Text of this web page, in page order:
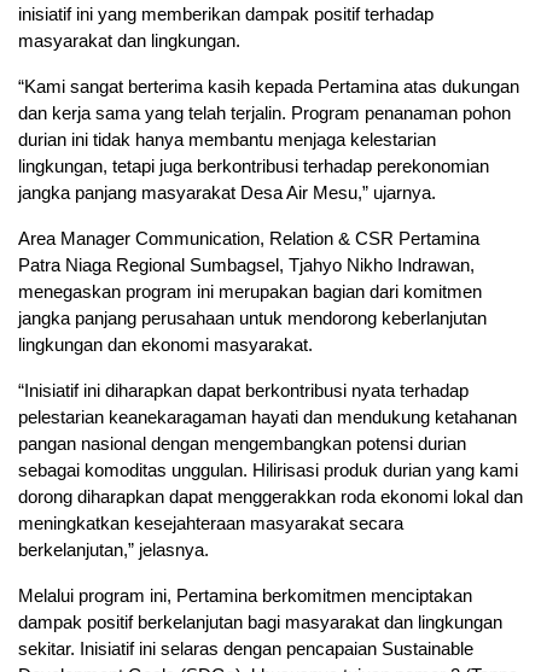
inisiatif ini yang memberikan dampak positif terhadap
masyarakat dan lingkungan.
“Kami sangat berterima kasih kepada Pertamina atas dukungan
dan kerja sama yang telah terjalin. Program penanaman pohon
durian ini tidak hanya membantu menjaga kelestarian
lingkungan, tetapi juga berkontribusi terhadap perekonomian
jangka panjang masyarakat Desa Air Mesu,” ujarnya.
Area Manager Communication, Relation & CSR Pertamina
Patra Niaga Regional Sumbagsel, Tjahyo Nikho Indrawan,
menegaskan program ini merupakan bagian dari komitmen
jangka panjang perusahaan untuk mendorong keberlanjutan
lingkungan dan ekonomi masyarakat.
“Inisiatif ini diharapkan dapat berkontribusi nyata terhadap
pelestarian keanekaragaman hayati dan mendukung ketahanan
pangan nasional dengan mengembangkan potensi durian
sebagai komoditas unggulan. Hilirisasi produk durian yang kami
dorong diharapkan dapat menggerakkan roda ekonomi lokal dan
meningkatkan kesejahteraan masyarakat secara
berkelanjutan,” jelasnya.
Melalui program ini, Pertamina berkomitmen menciptakan
dampak positif berkelanjutan bagi masyarakat dan lingkungan
sekitar. Inisiatif ini selaras dengan pencapaian Sustainable